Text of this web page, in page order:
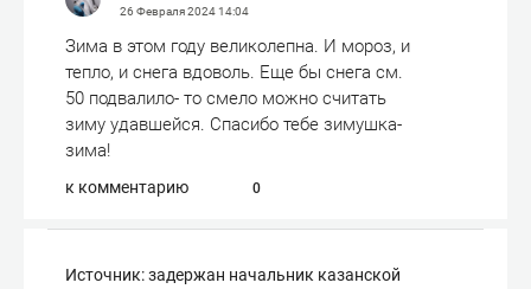
26 Февраля 202414:04
Зима в этом году великолепна. И мороз, и
тепло, и снега вдоволь. Еще бы снега см.
50 подвалило- то смело можно считать
зиму удавшейся. Спасибо тебе зимушка-
зима!
к комментарию 0
Источник: задержан начальник казанской